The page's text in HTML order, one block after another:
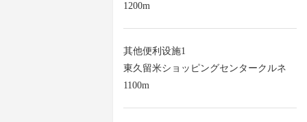
1200m
其他便利设施1
東久留米ショッピングセンタークルネ
1100m